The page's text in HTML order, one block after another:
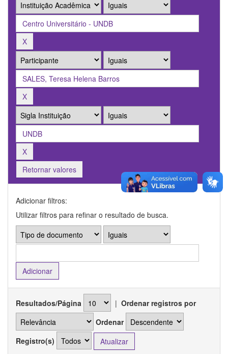
Retornar valores
Adicionar filtros:
Utilizar filtros para refinar o resultado de busca.
Resultados/Página | Ordenar registros por
Ordenar
Registro(s)